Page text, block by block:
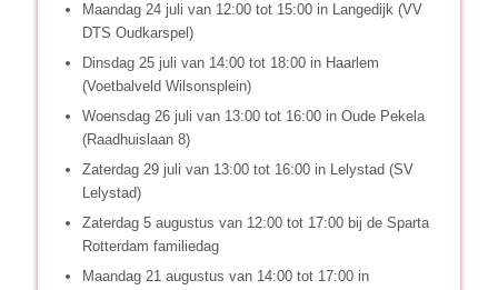
Maandag 24 juli van 12:00 tot 15:00 in Langedijk (VV
DTS Oudkarspel)
Dinsdag 25 juli van 14:00 tot 18:00 in Haarlem
(Voetbalveld Wilsonsplein)
Woensdag 26 juli van 13:00 tot 16:00 in Oude Pekela
(Raadhuislaan 8)
Zaterdag 29 juli van 13:00 tot 16:00 in Lelystad (SV
Lelystad)
Zaterdag 5 augustus van 12:00 tot 17:00 bij de Sparta
Rotterdam familiedag
Maandag 21 augustus van 14:00 tot 17:00 in